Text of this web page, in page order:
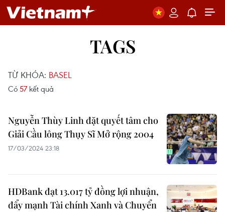
TAGS
TỪ KHÓA: BASEL
Có 57 kết quả
Nguyễn Thùy Linh đặt quyết tâm cho
Giải Cầu lông Thụy Sĩ Mở rộng 2004
17/03/2024 23:18
HDBank đạt 13.017 tỷ đồng lợi nhuận,
đẩy mạnh Tài chính Xanh và Chuyển